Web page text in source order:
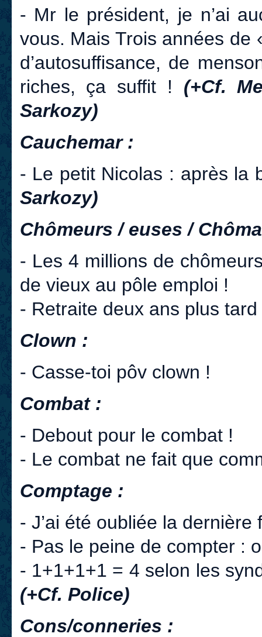
- Mr le président, je n’ai
vous. Mais Trois années de
d’autosuffisance, de
riches, ça suffit ! (+Cf.
Sarkozy)
Cauchemar :
- Le petit Nicolas : après la
Sarkozy)
Chômeurs / euses /
- Les 4 millions de
de vieux au pôle emploi !
- Retraite deux ans plus
Clown :
- Casse-toi pôv clown !
Combat :
- Debout pour le combat !
- Le combat ne fait que
Comptage :
- J’ai été oubliée la
- Pas le peine de compter :
- 1+1+1+1 = 4 selon les
(+Cf. Police)
Cons/conneries :